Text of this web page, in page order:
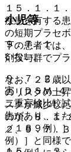
１５．１．１
疾患を有する
の短期プラセ
下の患者では
剤投与群でプ
なお、２５歳
のリスクの上
スクが減少し
の項、８．１−
２、９．７．
小児等
９．７．１．
いない。
９．７．２．
害（ＤＳＭ−４
二重盲検比較
告があり、ま
／１８９例）
例）］と同様